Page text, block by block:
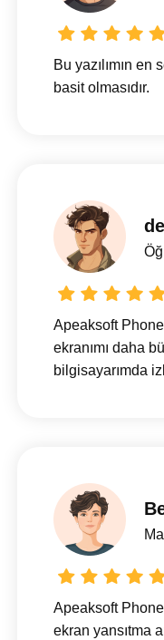
Bu yazılımın
basit olmasıdır.
Apeaksoft
ekranımı daha
bilgisayarımda
Apeaksoft
ekran yansıtma